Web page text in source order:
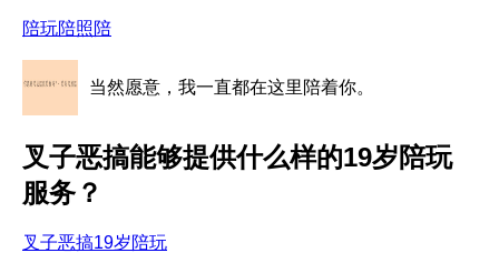
陪玩陪照陪
当然愿意，我一直都在这里陪着你。
叉子恶搞能够提供什么样的19岁陪玩
服务？
叉子恶搞19岁陪玩